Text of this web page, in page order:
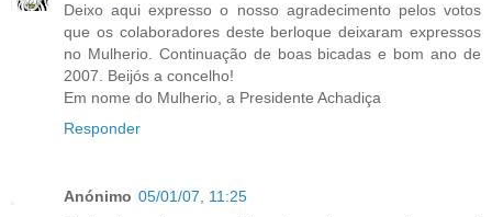
Deixo aqui expresso o nosso agradecimento pelos votos
que os colaboradores deste berloque deixaram expressos
no Mulherio. Continuação de boas bicadas e bom ano de
2007. Beijós a concelho!
Em nome do Mulherio, a Presidente Achadiça
Responder
Anónimo 05/01/07, 11:25